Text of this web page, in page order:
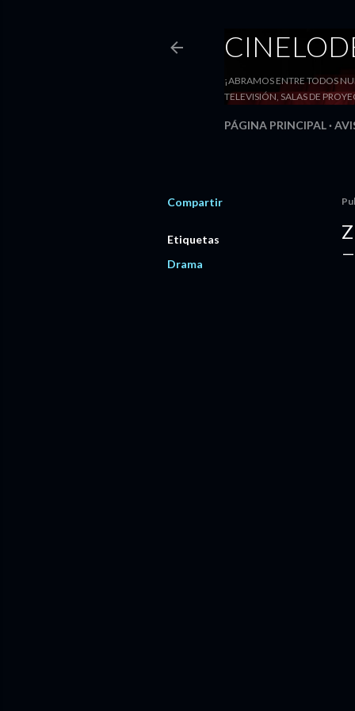
¡ABRAMOS ENTRE TODOS
TELEVISIÓN, SALAS DE
PÁGINA PRINCIPAL
Compartir
Etiquetas
Drama